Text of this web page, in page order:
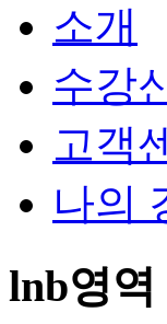
소개
수강
고객
나의
lnb영역